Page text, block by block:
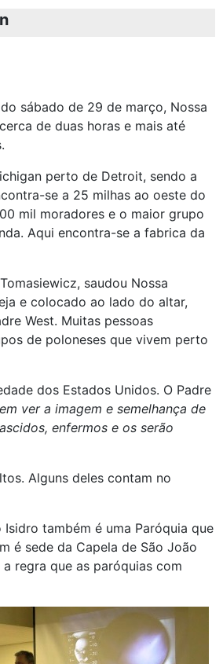
sábado de 29 de março, Nossa
de duas horas e mais até
perto de Detroit, sendo a
se a 25 milhas ao oeste do
mil moradores e o maior grupo
Aqui encontra-se a fabrica da
saudou Nossa
e colocado ao lado do altar,
West. Muitas pessoas
de poloneses que vivem perto
dos Estados Unidos. O Padre
ver a imagem e semelhança de
enfermos e os serão
Alguns deles contam no
também é uma Paróquia que
é sede da Capela de São João
regra que as paróquias com